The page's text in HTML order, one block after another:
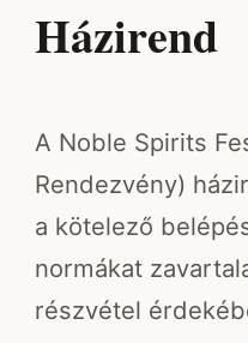
Házirend
A Noble Spirits
Rendezvény)
a kötelező
normákat
részvétel